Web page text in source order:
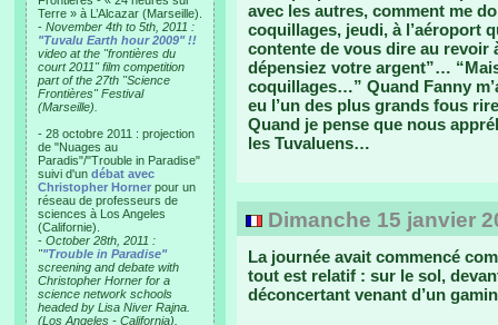
Terre » à L’Alcazar (Marseille).
- November 4th to 5th, 2011 :
"Tuvalu Earth hour 2009" !!
video at the "frontières du
court 2011" film competition
part of the 27th "Science
Frontières" Festival
(Marseille).
- 28 octobre 2011 : projection
de "Nuages au
Paradis"/"Trouble in Paradise"
suivi d'un débat avec
Christopher Horner pour un
réseau de professeurs de
sciences à Los Angeles
(Californie).
- October 28th, 2011 :
""Trouble in Paradise"
screening and debate with
Christopher Horner for a
science network schools
headed by Lisa Niver Rajna.
(Los Angeles - California).
avec les autres, comment me
coquillages, jeudi, à l’aéroport
contente de vous dire au revoir
dépensiez votre argent”…
coquillages…” Quand Fanny
eu l’un des plus grands fous
Quand je pense que nous
les Tuvaluens…
Dimanche 15 janvier
La journée avait commencé
tout est relatif : sur le sol,
déconcertant venant d’un